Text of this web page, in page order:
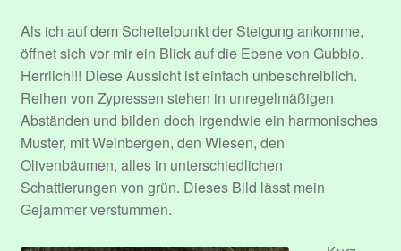
Als ich auf dem Scheitelpunkt der Steigung ankomme,
öffnet sich vor mir ein Blick auf die Ebene von Gubbio.
Herrlich!!! Diese Aussicht ist einfach unbeschreiblich.
Reihen von Zypressen stehen in unregelmäßigen
Abständen und bilden doch irgendwie ein harmonisches
Muster, mit Weinbergen, den Wiesen, den
Olivenbäumen, alles in unterschiedlichen
Schattierungen von grün. Dieses Bild lässt mein
Gejammer verstummen.